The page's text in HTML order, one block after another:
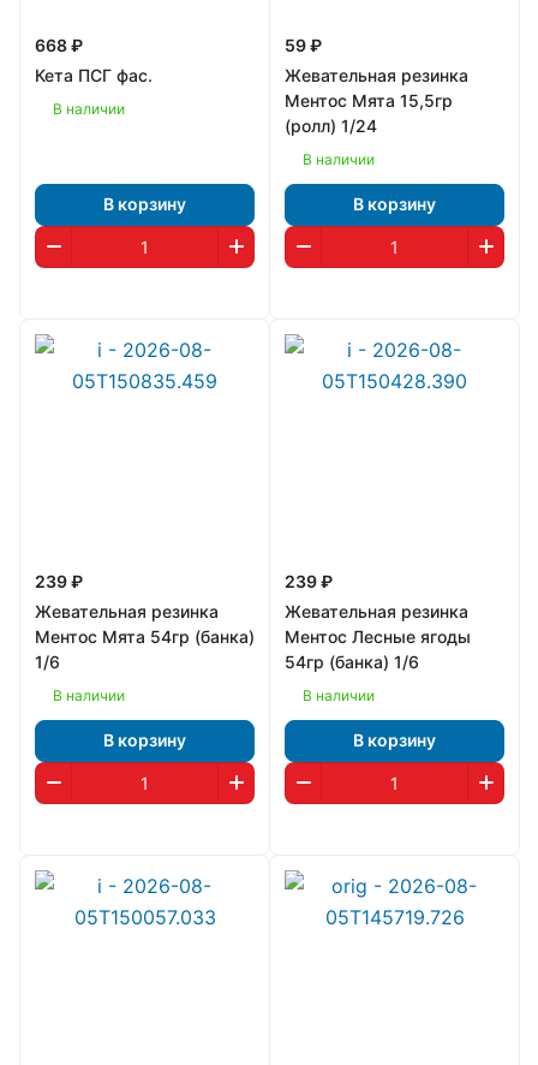
668 ₽
Кета ПСГ фас.
В наличии
В корзину
59 ₽
Жевательная резинка
Ментос Мята 15,5гр
(ролл) 1/24
В наличии
В корзину
239 ₽
Жевательная резинка
Ментос Мята 54гр (банка)
1/6
В наличии
В корзину
239 ₽
Жевательная резинка
Ментос Лесные ягоды
54гр (банка) 1/6
В наличии
В корзину